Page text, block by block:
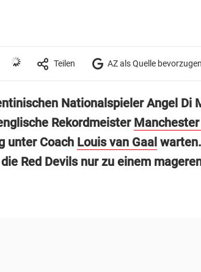
Teilen AZ als Quelle bevorzugen
Nationalspieler Angel Di
Rekordmeister
unter Coach Louis van Gaal
Red Devils nur zu einem